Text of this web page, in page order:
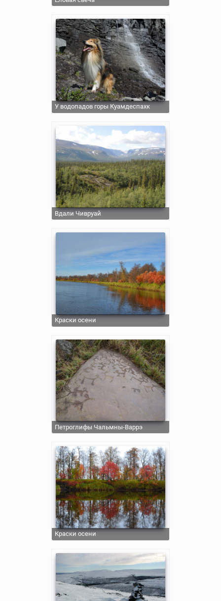
У водопадов горы Куамдеспахк
Вдали Чивруай
Краски осени
Петроглифы Чальмны-Варрэ
Краски осени